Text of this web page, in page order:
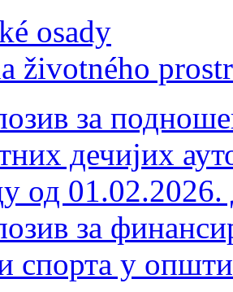
osady
životného
за
дечијих
од
за
спорта у